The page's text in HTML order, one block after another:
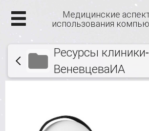
Медицинские
использования
Ресурсы клиники-
ВеневцеваИА